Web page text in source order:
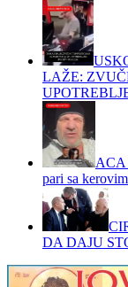
LAŽE:
ACA
pari sa
DA DAJU